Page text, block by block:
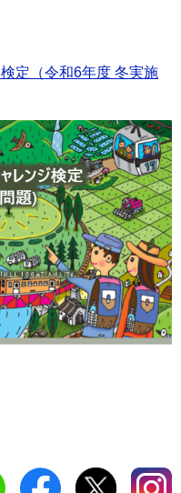
定（令和6年度 冬実施